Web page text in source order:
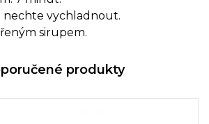
nechte vychladnout.
sirupem.
produkty